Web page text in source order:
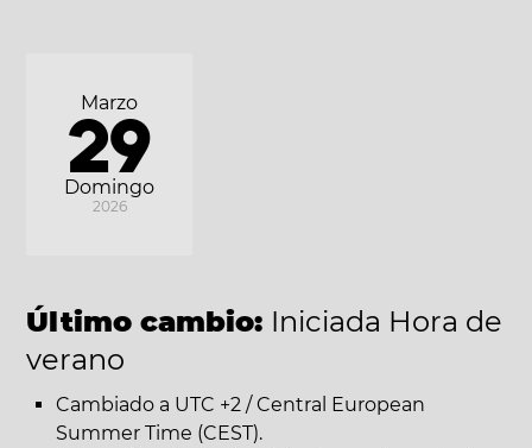
Domingo
Marzo
29
2026
Último cambio: Iniciada Hora de
verano
Cambiado a UTC +2 / Central European
Summer Time (CEST).